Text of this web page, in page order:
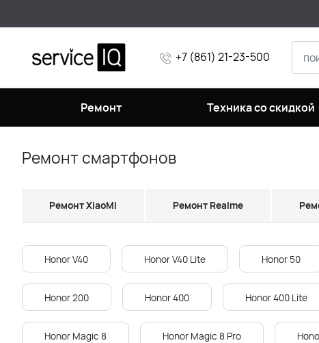
+7 (861) 21-23-500
Ремонт Техника со скидкой
Ремонт смартфонов
Ремонт XiaoMi Ремонт Realme
Honor V40 Honor V40 Lite Honor 50
Honor 200 Honor 400 Honor 400 Lite
Honor Magic 8 Honor Magic 8 Pro